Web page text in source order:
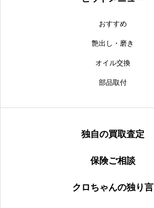
おすすめ
艶出し・磨き
オイル交換
部品取付
独自の買取査定
保険ご相談
クロちゃんの独り言